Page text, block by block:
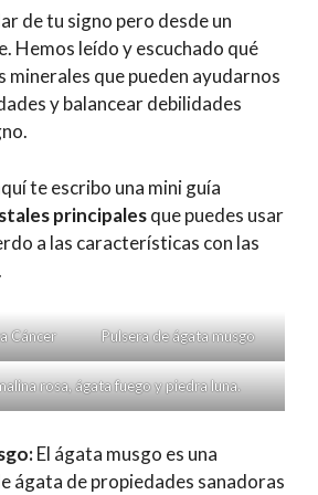
de tu signo pero desde un
Hemos leído y escuchado qué
que pueden ayudarnos
y balancear debilidades
te escribo una mini guía
principalesque puedes usar
a las características con las
Cáncer Pulsera de ágata musgo
rosa, ágata fuego y piedra luna.
El ágata musgo es una
ágata de propiedades sanadoras